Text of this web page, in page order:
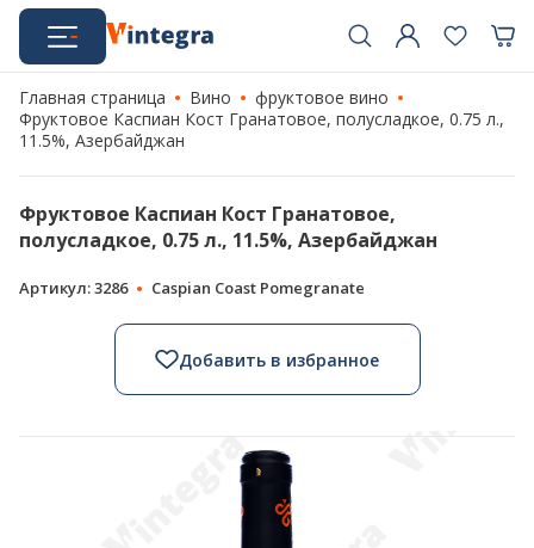
Главная страница Вино
фруктовое вино
Фруктовое Каспиан Кост Гранатовое, полусладкое, 0.75 л.,
11.5%, Азербайджан
Фруктовое Каспиан Кост Гранатовое,
полусладкое, 0.75 л., 11.5%, Азербайджан
Артикул: 3286 Caspian Coast Pomegranate
Добавить в избранное